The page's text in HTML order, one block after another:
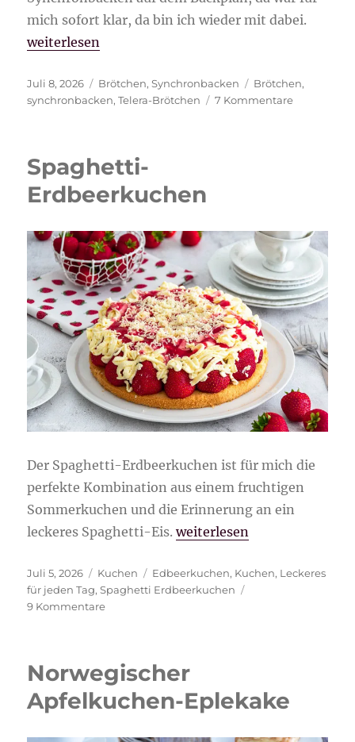
mich sofort klar, da bin ich wieder mit dabei.
„Telera-Brötchen“
weiterlesen
Veröffentlicht
am
Juli 8, 2026 Kategorien
Brötchen,Synchronbacken Schlagwörter
Brötchen,
synchronbacken,Telera-Brötchen 7 Kommentarezu
Spaghetti-
Erdbeerkuchen
Der Spaghetti-Erdbeerkuchen ist für mich die
perfekte Kombination aus einem fruchtigen
Sommerkuchen und die Erinnerung an ein
leckeres Spaghetti-Eis.„Spaghetti-
weiterlesen
Veröffentlicht
am
Juli 5, 2026 Kategorien
Kuchen Schlagwörter
Edbeerkuchen, Kuchen, Leckeres
für jeden Tag,Spaghetti Erdbeerkuchen
9 Kommentarezu
Norwegischer
Apfelkuchen-Eplekake